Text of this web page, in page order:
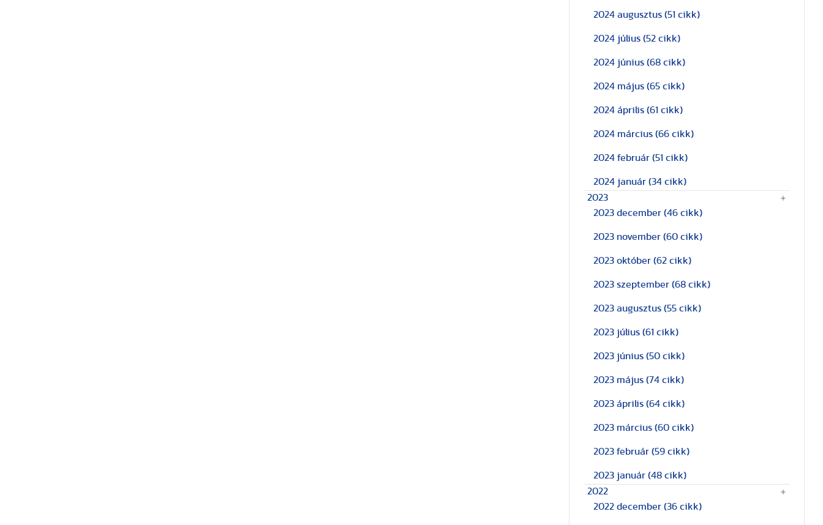
2024 augusztus (51 cikk)
2024 július (52 cikk)
2024 június (68 cikk)
2024 május (65 cikk)
2024 április (61 cikk)
2024 március (66 cikk)
2024 február (51 cikk)
2024 január (34 cikk)
2023
2023 december (46 cikk)
2023 november (60 cikk)
2023 október (62 cikk)
2023 szeptember (68 cikk)
2023 augusztus (55 cikk)
2023 július (61 cikk)
2023 június (50 cikk)
2023 május (74 cikk)
2023 április (64 cikk)
2023 március (60 cikk)
2023 február (59 cikk)
2023 január (48 cikk)
2022
2022 december (36 cikk)